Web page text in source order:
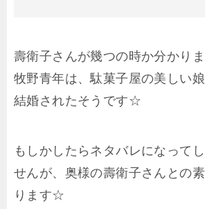
壽衛子さんが幾つの時か分かり
牧野青年は、駄菓子屋の美しい
結婚されたそうです☆
もしかしたらネタバレになって
せんが、奥様の壽衛子さんとの
ります☆